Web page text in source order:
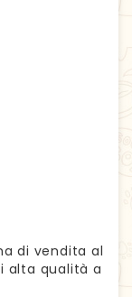
di vendita al
alta qualità a